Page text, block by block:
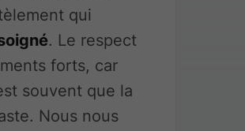
qui
. Le respect
forts, car
souvent que la
Nous nous